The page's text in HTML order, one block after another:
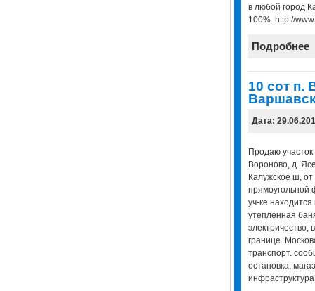
в любой город
100%. http://
Подробнее
10 сот п.
Дата:
Продаю участок
Вороново, д.
Калужское ш,
прямоугольной
уч-ке
утепленная
электричество,
границе.
транспорт.
остановка,